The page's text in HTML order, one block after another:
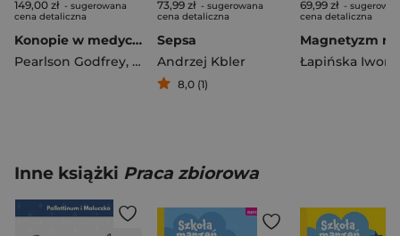
149,00 zł - sugerowana
cena detaliczna
Konopie w medycynie. Jak je odczarować
Pearlson Godfrey, Piotr Wierzbiński
73,99 zł - sugerowana
cena detaliczna
Sepsa
Andrzej Kbler
8,0 (1)
69,99 zł -
cena detaliczna
Łapińska Iwona
Inne książki Praca zbiorowa